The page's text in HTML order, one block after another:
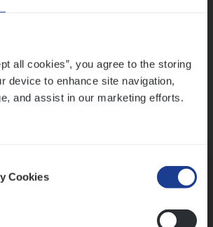
all cookies”, you agree to the storing
device to enhance site navigation,
and assist in our marketing efforts.
Cookies